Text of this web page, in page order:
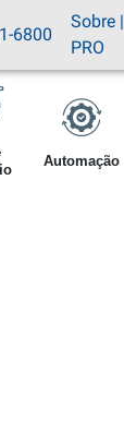
6800
Sobre|
PRO
Automação